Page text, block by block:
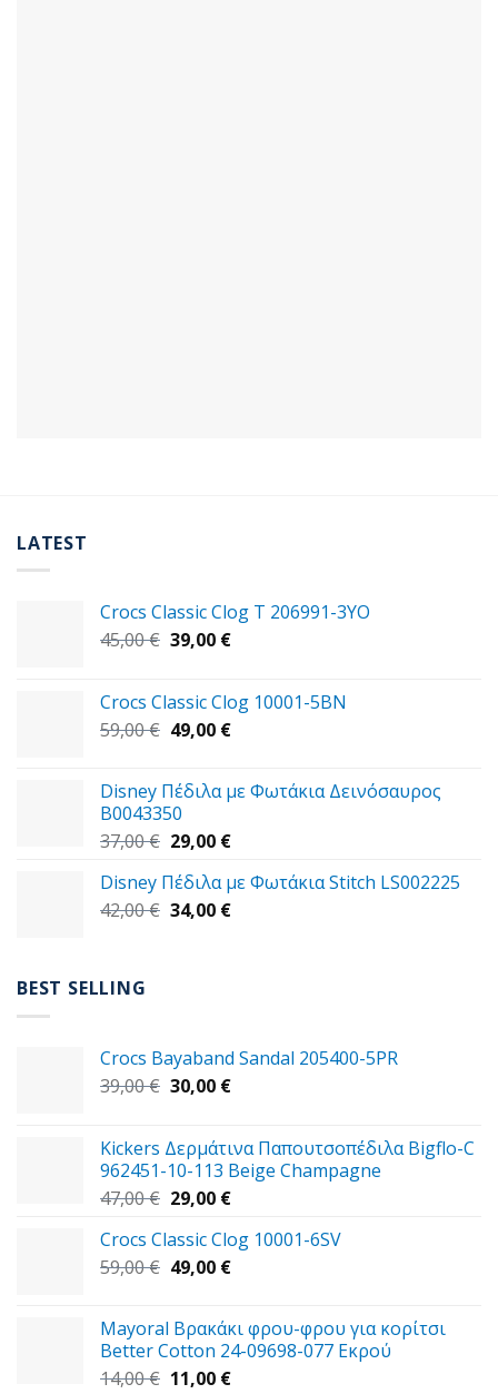
LATEST
Crocs Classic Clog T 206991-3YΟ
45,00€ Original
45,00 €.
39,00 €Η
είναι:
39,00 €.
Crocs Classic Clog 10001-5BN
59,00€ Original
59,00 €.
49,00 €Η
είναι:
Disney Πέδιλα με Φωτάκια Δεινόσαυρος
B0043350
37,00€ Original
was:
37,00 €.
29,00 €Η
τιμή
είναι:
Disney Πέδιλα με Φωτάκια Stitch LS002225
42,00€ Original
34,00 €Η
BEST SELLING
Crocs Bayaband Sandal 205400-5PR
39,00€ Original
39,00 €.
30,00 €Η
είναι:
30,00 €.
Kickers Δερμάτινα Παπουτσοπέδιλα Bigflo-C
962451-10-113 Beige Champagne
47,00€ Original
was:
47,00 €.
29,00 €Η
τιμή
είναι:
Crocs Classic Clog 10001-6SV
59,00€ Original
59,00 €.
49,00 €Η
είναι:
49,00 €.
Mayoral Βρακάκι φρου-φρου για κορίτσι
Better Cotton 24-09698-077 Εκρού
14,00€ Original
11,00 €Η